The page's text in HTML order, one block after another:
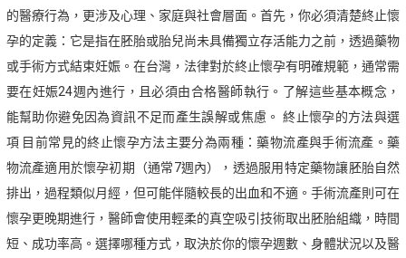
的醫療行為，更涉及心理、家庭與社會層面。首先，你必須清楚終止懷
孕的定義：它是指在胚胎或胎兒尚未具備獨立存活能力之前，透過藥物
或手術方式結束妊娠。在台灣，法律對於終止懷孕有明確規範，通常需
要在妊娠24週內進行，且必須由合格醫師執行。了解這些基本概念，
能幫助你避免因為資訊不足而產生誤解或焦慮。 終止懷孕的方法與選
項 目前常見的終止懷孕方法主要分為兩種：藥物流產與手術流產。藥
物流產適用於懷孕初期（通常7週內），透過服用特定藥物讓胚胎自然
排出，過程類似月經，但可能伴隨較長的出血和不適。手術流產則可在
懷孕更晚期進行，醫師會使用輕柔的真空吸引技術取出胚胎組織，時間
短、成功率高。選擇哪種方式，取決於你的懷孕週數、身體狀況以及醫